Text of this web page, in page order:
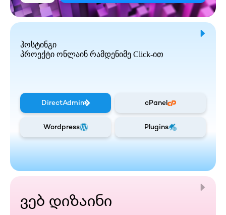
ჰოსტინგი
პროექტი ონლაინ რამდენიმე Click-ით
DirectAdmin cPanel
Wordpress Plugins
ვებ დიზაინი